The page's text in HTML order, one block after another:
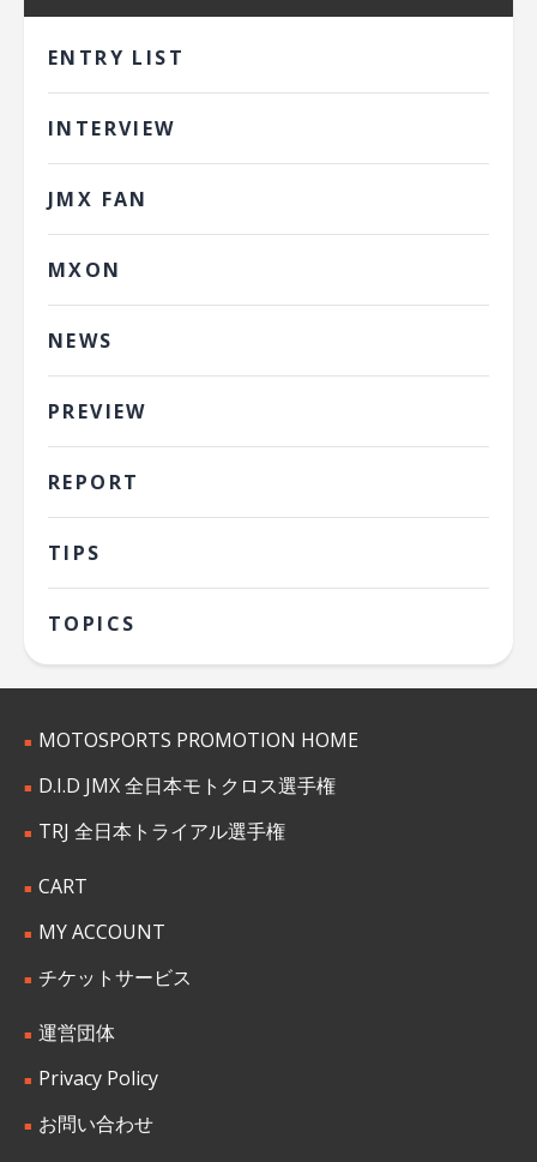
ENTRY LIST
INTERVIEW
JMX FAN
MXON
NEWS
PREVIEW
REPORT
TIPS
TOPICS
MOTOSPORTS PROMOTION HOME
D.I.D JMX 全日本モトクロス選手権
TRJ 全日本トライアル選手権
CART
MY ACCOUNT
チケットサービス
運営団体
Privacy Policy
お問い合わせ